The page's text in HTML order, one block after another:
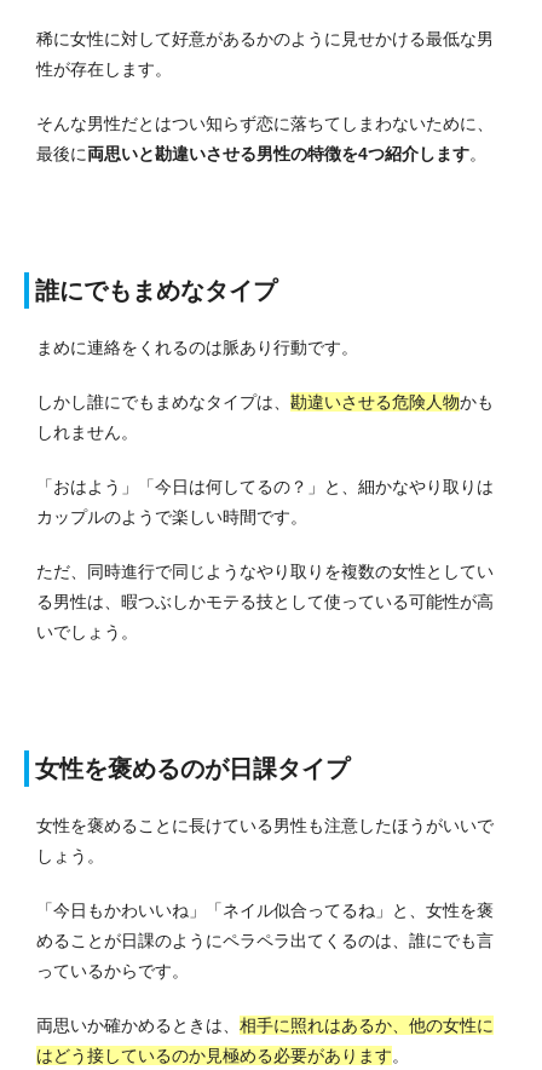
稀に女性に対して好意があるかのように見せかける最低な男
性が存在します。
そんな男性だとはつい知らず恋に落ちてしまわないために、
最後に両思いと勘違いさせる男性の特徴を4つ紹介します。
誰にでもまめなタイプ
まめに連絡をくれるのは脈あり行動です。
しかし誰にでもまめなタイプは、 勘違いさせる危険人物かも
しれません。
「おはよう」「今日は何してるの？」と、細かなやり取りは
カップルのようで楽しい時間です。
ただ、同時進行で同じようなやり取りを複数の女性としてい
る男性は、暇つぶしかモテる技として使っている可能性が高
いでしょう。
女性を褒めるのが日課タイプ
女性を褒めることに長けている男性も注意したほうがいいで
しょう。
「今日もかわいいね」「ネイル似合ってるね」と、女性を褒
めることが日課のようにペラペラ出てくるのは、誰にでも言
っているからです。
両思いか確かめるときは、 相手に照れはあるか、他の女性に
はどう接しているのか見極める必要があります。